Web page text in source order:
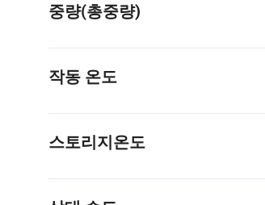
중량(총중량)
작동 온도
스토리지온도